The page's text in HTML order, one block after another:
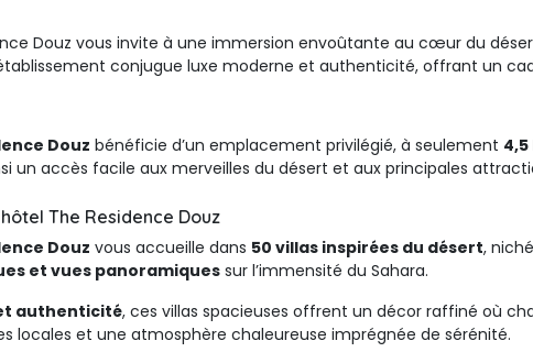
Douz vous invite à une immersion envoûtante au cœur du
conjugue luxe moderne et authenticité, offrant un
Douz bénéficie d’un emplacement privilégié, à seulement
un accès facile aux merveilles du désert et aux principales
The Residence Douz
Douz vous accueille dans 50 villas inspirées du désert,
et vues panoramiquessur l’immensité du Sahara.
authenticité, ces villas spacieuses offrent un décor raffiné où
locales et une atmosphère chaleureuse imprégnée de sérénité.